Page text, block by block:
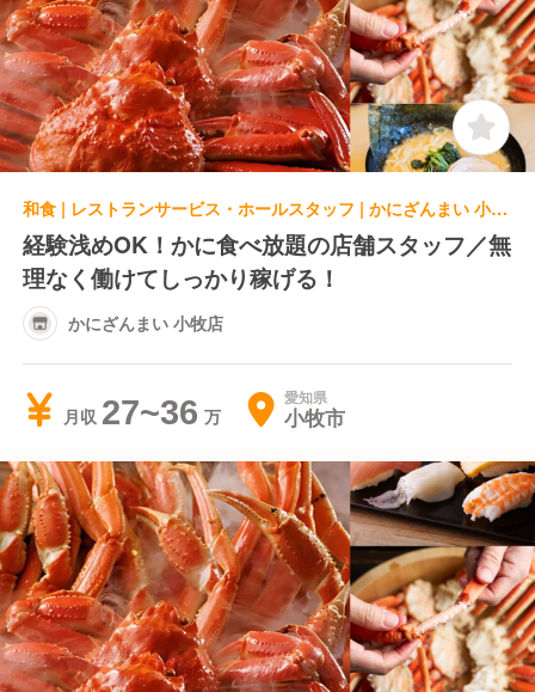
和食 | レストランサービス・ホールスタッフ | かにざんまい 小牧店
経験浅めOK！かに食べ放題の店舗スタッフ／無
理なく働けてしっかり稼げる！
かにざんまい 小牧店
月収 27~36 愛知県
小牧市